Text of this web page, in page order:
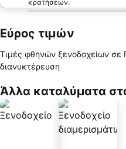
κρατήσεων.
Εύρος τιμών
Τιμές φθηνών ξενοδοχείων σε
διανυκτέρευση
Άλλα καταλύματα